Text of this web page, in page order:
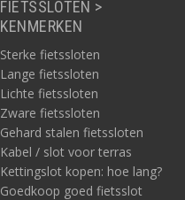
FIETSSLOTEN >
KENMERKEN
Sterke fietssloten
Lange fietssloten
Lichte fietssloten
Zware fietssloten
Gehard stalen fietssloten
Kabel / slot voor terras
Kettingslot kopen: hoe lang?
Goedkoop goed fietsslot